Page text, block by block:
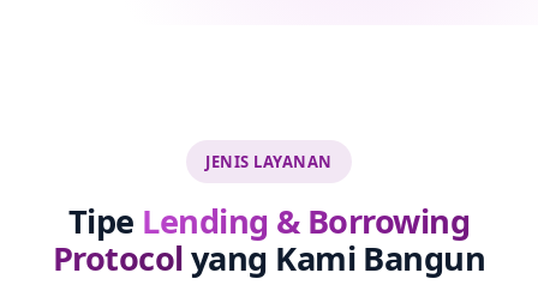
JENIS LAYANAN
Tipe Lending & Borrowing
Protocolyang Kami Bangun